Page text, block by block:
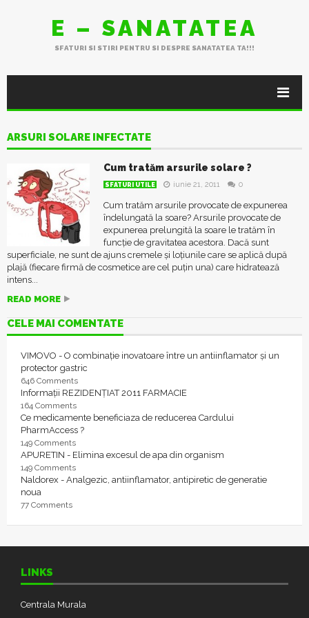
E – SANATATEA
SFATURI SI STIRI PENTRU SI DESPRE SANATATEA TA!!!
ARSURI SOLARE INFECTATE
Cum tratăm arsurile solare ?
SFATURI UTILE iunie 21, 2011 0
Cum tratăm arsurile provocate de expunerea
îndelungată la soare? Arsurile provocate de
expunerea prelungită la soare le tratăm în
funcție de gravitatea acestora. Dacă sunt
superficiale, ne sunt de ajuns cremele și loțiunile care se aplică după
plajă (fiecare firmă de cosmetice are cel puțin una) care hidratează
intens...
READ MORE
CELE MAI COMENTATE
VIMOVO - O combinație inovatoare între un antiinflamator și un
protector gastric
646 Comments
Informații REZIDENȚIAT 2011 FARMACIE
164 Comments
Ce medicamente beneficiaza de reducerea Cardului
PharmAccess ?
149 Comments
APURETIN - Elimina excesul de apa din organism
149 Comments
Naldorex - Analgezic, antiinflamator, antipiretic de generatie
noua
77 Comments
LINKS
Centrala Murala